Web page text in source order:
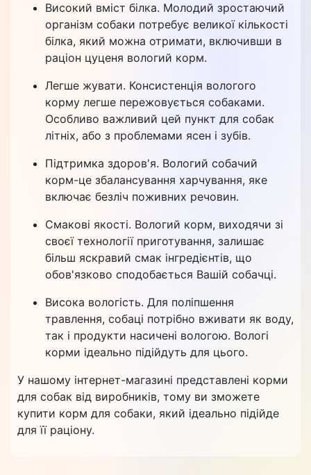
Високий вміст білка. Молодий зростаючий
організм собаки потребує великої кількості
білка, який можна отримати, включивши в
раціон цуценя вологий корм.
Легше жувати. Консистенція вологого
корму легше пережовується собаками.
Особливо важливий цей пункт для собак
літніх, або з проблемами ясен і зубів.
Підтримка здоров'я. Вологий собачий
корм-це збалансування харчування, яке
включає безліч поживних речовин.
Смакові якості. Вологий корм, виходячи зі
своєї технології приготування, залишає
більш яскравий смак інгредієнтів, що
обов'язково сподобається Вашій собачці.
Висока вологість. Для поліпшення
травлення, собаці потрібно вживати як воду,
так і продукти насичені вологою. Вологі
корми ідеально підійдуть для цього.
У нашому інтернет-магазині представлені корми
для собак від виробників, тому ви зможете
купити корм для собаки, який ідеально підійде
для її раціону.